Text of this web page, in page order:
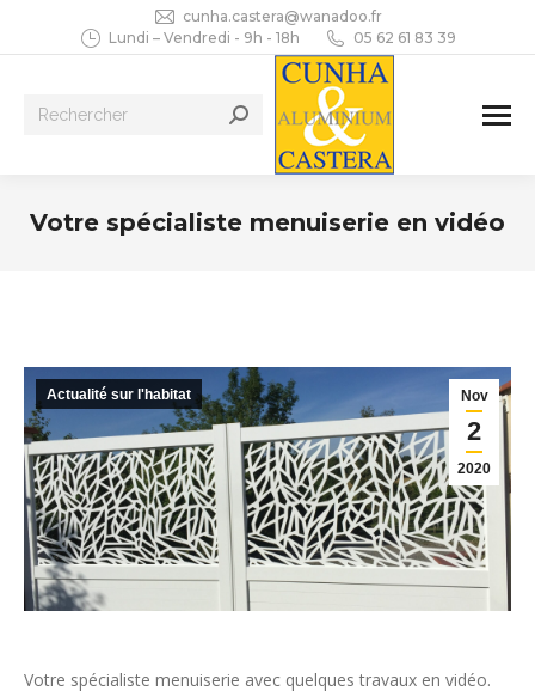
cunha.castera@wanadoo.fr
Lundi – Vendredi - 9h - 18h
05 62 61 83 39
Recherche
Votre spécialiste menuiserie en vidéo
Nov
2
2020
Actualité sur l'habitat
Votre spécialiste menuiserie avec quelques travaux en vidéo.